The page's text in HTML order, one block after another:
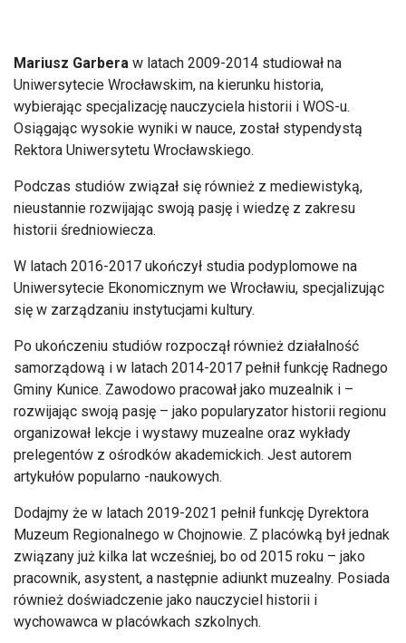
Mariusz Garbera w latach 2009-2014 studiował na
Uniwersytecie Wrocławskim, na kierunku historia,
wybierając specjalizację nauczyciela historii i WOS-u.
Osiągając wysokie wyniki w nauce, został stypendystą
Rektora Uniwersytetu Wrocławskiego.
Podczas studiów związał się również z mediewistyką,
nieustannie rozwijając swoją pasję i wiedzę z zakresu
historii średniowiecza.
W latach 2016-2017 ukończył studia podyplomowe na
Uniwersytecie Ekonomicznym we Wrocławiu, specjalizując
się w zarządzaniu instytucjami kultury.
Po ukończeniu studiów rozpoczął również działalność
samorządową i w latach 2014-2017 pełnił funkcję Radnego
Gminy Kunice. Zawodowo pracował jako muzealnik i –
rozwijając swoją pasję – jako popularyzator historii regionu
organizował lekcje i wystawy muzealne oraz wykłady
prelegentów z ośrodków akademickich. Jest autorem
artykułów popularno -naukowych.
Dodajmy że w latach 2019-2021 pełnił funkcję Dyrektora
Muzeum Regionalnego w Chojnowie. Z placówką był jednak
związany już kilka lat wcześniej, bo od 2015 roku – jako
pracownik, asystent, a następnie adiunkt muzealny. Posiada
również doświadczenie jako nauczyciel historii i
wychowawca w placówkach szkolnych.